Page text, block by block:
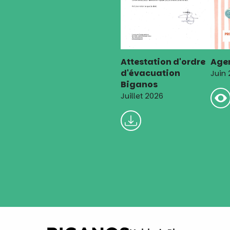
Attestation d'ordre
d'évacuation
Biganos
Juillet 2026
Juin